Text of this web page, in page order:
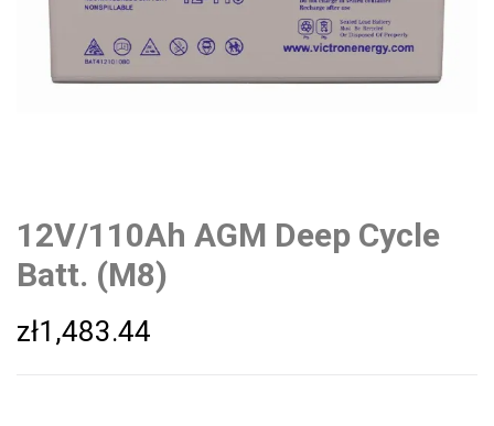
12V/110Ah AGM Deep Cycle
Batt. (M8)
zł1,483.44